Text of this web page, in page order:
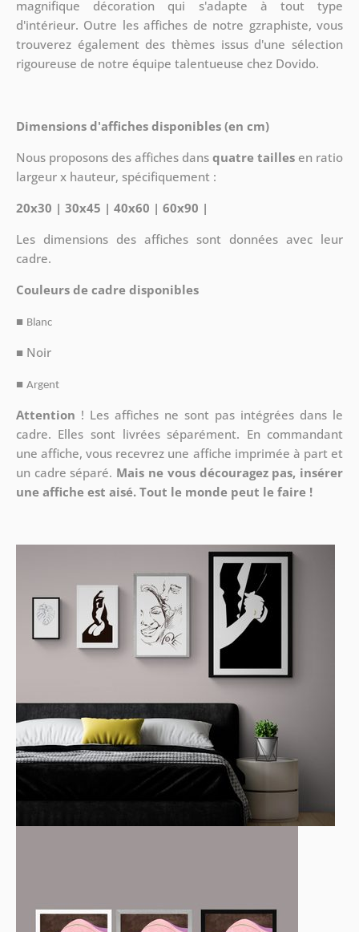
magnifique décoration qui s'adapte à tout type
d'intérieur. Outre les affiches de notre gzraphiste, vous
trouverez également des thèmes issus d'une sélection
rigoureuse de notre équipe talentueuse chez Dovido.
Dimensions d'affiches disponibles (en cm)
Nous proposons des affiches dansquatre tailles en ratio
largeur x hauteur, spécifiquement :
20x30 | 30x45 | 40x60 | 60x90 |
Les dimensions des affiches sont données avec leur
cadre.
Couleurs de cadre disponibles
■ Blanc
■ Noir
■ Argent
Attention ! Les affiches ne sont pas intégrées dans le
cadre. Elles sont livrées séparément. En commandant
une affiche, vous recevrez une affiche imprimée à part et
un cadre séparé. Mais ne vous découragez pas, insérer
une affiche est aisé. Tout le monde peut le faire !